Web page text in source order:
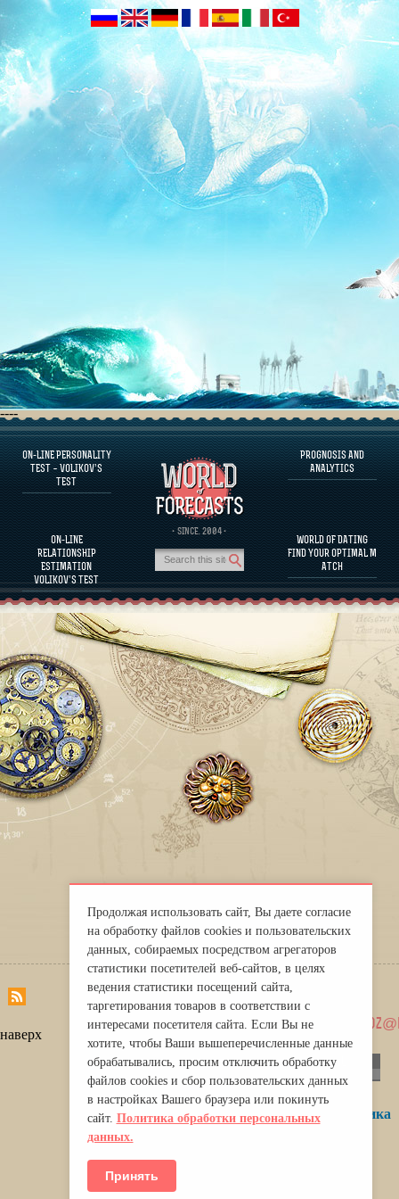
----
ON-LINE PERSONALITY
TEST – VOLIKOV’S
TEST
ON-LINE
RELATIONSHIP
ESTIMATION
VOLIKOV’S TEST
· SINCE. 2004 ·
PROGNOSIS AND
ANALYTICS
WORLD OF DATING
FIND YOUR OPTIMAL M
ATCH
FAQS
DEFINE ONE’S PERSONALITY
FAMOUS PERSONALITIES
FAQS
CALCULATE RELATIONSHIP COMPATIBILITY
PROGNOSIS AND ANALYTICS
About
Privacy
Policy
Продолжая использовать сайт, Вы даете согласие
на обработку файлов cookies и пользовательских
данных, собираемых посредством агрегаторов
статистики посетителей веб-сайтов, в целях
ведения статистики посещений сайта,
таргетирования товаров в соответствии с
интересами посетителя сайта. Если Вы не
хотите, чтобы Ваши вышеперечисленные данные
обрабатывались, просим отключить обработку
файлов cookies и сбор пользовательских данных
в настройках Вашего браузера или покинуть
сайт. Политика обработки персональных
данных.
Принять
наверх